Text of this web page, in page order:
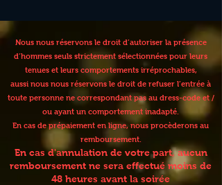
Nous nous réservons le droit d’autoriser la présence
d’hommes seuls strictement sélectionnées pour leurs
tenues et leurs comportements irréprochables,
aussi nous nous réservons le droit de refuser l’entrée à
toute personne ne correspondant pas au dress-code et /
ou ayant un comportement inadapté.
En cas de prépaiement en ligne, nous procèderons au
remboursement.
En cas d'annulation de votre part, aucun
remboursement ne sera effectué moins de
48 heures avant la soirée